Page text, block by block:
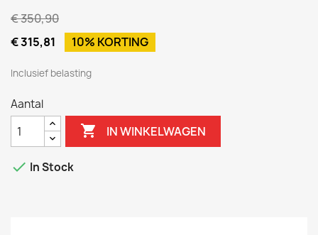
€ 350,90
€ 315,81
10% KORTING
Inclusief belasting
Aantal
 IN WINKELWAGEN
 In Stock